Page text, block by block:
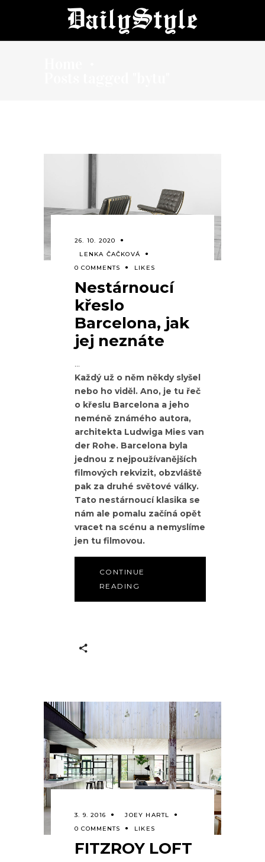
26. 10. 2020
LENKA ČAČKOVÁ
0 COMMENTS
LIKES
Nestárnoucí
křeslo
Barcelona, jak
jej neznáte
Každý už o něm někdy slyšel
nebo ho viděl. Ano, je tu řeč
o křeslu Barcelona a jeho
neméně známého autora,
architekta Ludwiga Mies van
der Rohe. Barcelona byla
jednou z nejpoužívanějších
filmových rekvizit, obzvláště
pak za druhé světové války.
Tato nestárnoucí klasika se
nám ale pomalu začíná opět
vracet na scénu a nemyslíme
jen tu filmovou.
CONTINUE
READING
3. 9. 2016
JOEY HARTL
0 COMMENTS
LIKES
FITZROY LOFT